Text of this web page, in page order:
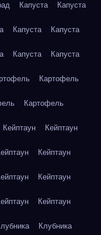
Капуста Капуста
Капуста Капуста
Капуста Капуста
Картофель
Картофель
Кейптаун Кейптаун
Кейптаун
Кейптаун
Кейптаун
Клубника